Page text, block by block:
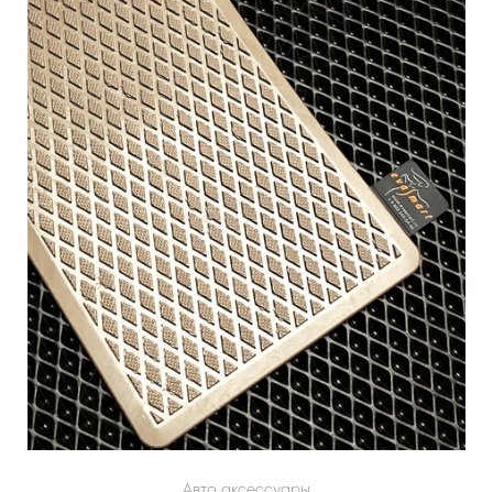
Авто аксессуары